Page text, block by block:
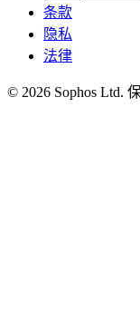
条款
隐私
法律
© 2026 Sophos Ltd.